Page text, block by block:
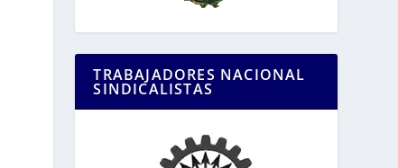
TRABAJADORES NACIONAL
SINDICALISTAS